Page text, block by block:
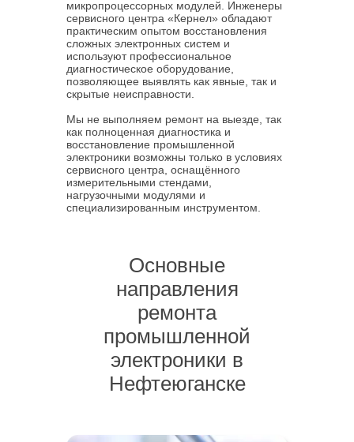
микропроцессорных модулей. Инженеры
сервисного центра «Кернел» обладают
практическим опытом восстановления
сложных электронных систем и
используют профессиональное
диагностическое оборудование,
позволяющее выявлять как явные, так и
скрытые неисправности.
Мы не выполняем ремонт на выезде, так
как полноценная диагностика и
восстановление промышленной
электроники возможны только в условиях
сервисного центра, оснащённого
измерительными стендами,
нагрузочными модулями и
специализированным инструментом.
Основные
направления
ремонта
промышленной
электроники в
Нефтеюганске